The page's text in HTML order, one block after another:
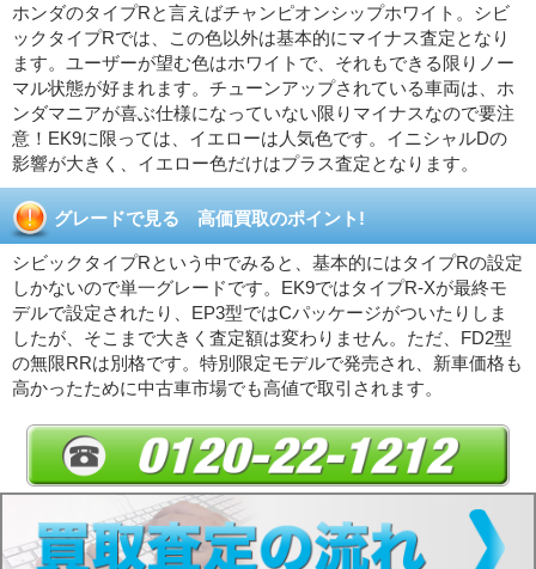
ホンダのタイプRと言えばチャンピオンシップホワイト。シビ
ックタイプRでは、この色以外は基本的にマイナス査定となり
ます。ユーザーが望む色はホワイトで、それもできる限りノー
マル状態が好まれます。チューンアップされている車両は、ホ
ンダマニアが喜ぶ仕様になっていない限りマイナスなので要注
意！EK9に限っては、イエローは人気色です。イニシャルDの
影響が大きく、イエロー色だけはプラス査定となります。
グレードで見る 高価買取のポイント!
シビックタイプRという中でみると、基本的にはタイプRの設定
しかないので単一グレードです。EK9ではタイプR-Xが最終モ
デルで設定されたり、EP3型ではCパッケージがついたりしま
したが、そこまで大きく査定額は変わりません。ただ、FD2型
の無限RRは別格です。特別限定モデルで発売され、新車価格も
高かったために中古車市場でも高値で取引されます。